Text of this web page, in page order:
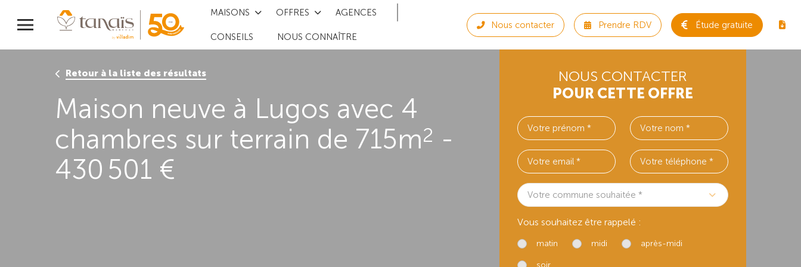
MAISONS OFFRES AGENCES
CONSEILS NOUS CONNAÎTRE
Nous contacter Prendre RDV Étude gratuite
Retour à la liste des résultats
Maison neuve à Lugos avec 4
chambres sur terrain de 715m2 -
430 501 €
NOUS CONTACTER
POUR CETTE OFFRE
Votre commune souhaitée *
Vous souhaitez être rappelé :
matin midi après-midi